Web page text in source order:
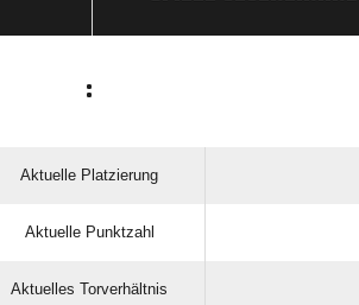
:
Aktuelle Platzierung
Aktuelle Punktzahl
Aktuelles Torverhältnis